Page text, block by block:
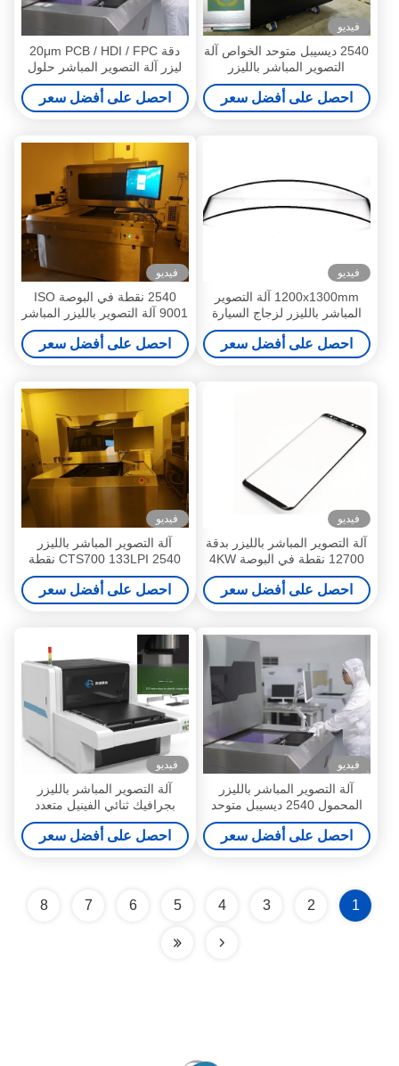
فيديو
2540 ديسيبل متوحد الخواص آلة
التصوير المباشر بالليزر
1000x1100mm ليزر الأشعة
فوق البنفسجية
احصل على أفضل سعر
دقة 20μm PCB / HDI / FPC
ليزر آلة التصوير المباشر حلول
صناعية مستقرة وفعالة
احصل على أفضل سعر
فيديو
1200x1300mm آلة التصوير
المباشر بالليزر لزجاج السيارة
احصل على أفضل سعر
فيديو
2540 نقطة في البوصة ISO
9001 آلة التصوير بالليزر المباشر
1200x1300mm
احصل على أفضل سعر
فيديو
آلة التصوير المباشر بالليزر بدقة
12700 نقطة في البوصة 4KW
CTS700
احصل على أفضل سعر
فيديو
آلة التصوير المباشر بالليزر
CTS700 133LPI 2540 نقطة
في البوصة
احصل على أفضل سعر
فيديو
آلة التصوير المباشر بالليزر
المحمول 2540 ديسيبل متوحد
الخواص 133LPI لوحة غطاء
زجاجي ثلاثي الأبعاد
احصل على أفضل سعر
فيديو
آلة التصوير المباشر بالليزر
بجرافيك ثنائي الفينيل متعدد
الكلور CTS 133LPI
احصل على أفضل سعر
1
2
3
4
5
6
7
8